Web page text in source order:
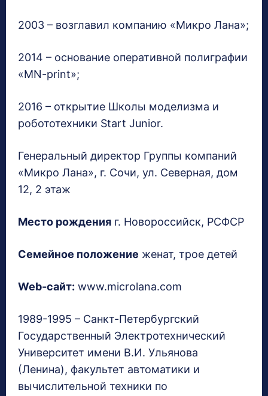
2003 – возглавил компанию «Микро Лана»;
2014 – основание оперативной полиграфии
«MN-print»;
2016 – открытие Школы моделизма и
робототехники Start Junior.
Генеральный директор Группы компаний
«Микро Лана», г. Сочи, ул. Северная, дом
12, 2 этаж
Место рождения г. Новороссийск, РСФСР
Семейное положение женат, трое детей
Web-сайт: www.microlana.com
1989-1995 – Санкт-Петербургский
Государственный Электротехнический
Университет имени В.И. Ульянова
(Ленина), факультет автоматики и
вычислительной техники по